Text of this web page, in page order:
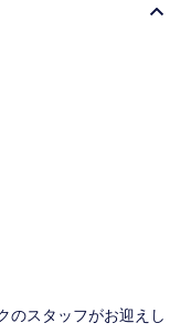
のスタッフがお迎えし